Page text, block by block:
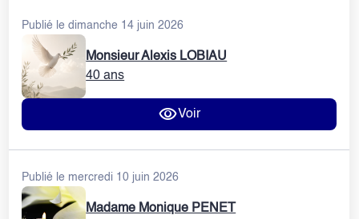
Publié le dimanche 14 juin 2026
Monsieur Alexis LOBIAU
40 ans
Voir
Publié le mercredi 10 juin 2026
Madame Monique PENET